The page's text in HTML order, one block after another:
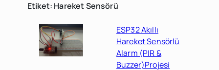
Etiket: Hareket Sensörü
ESP32 Akıllı
Hareket Sensörlü
Alarm (PIR &
Buzzer)Projesi